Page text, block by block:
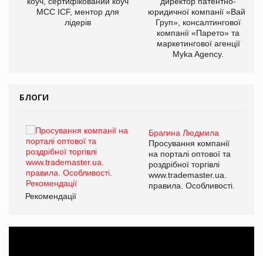
МСС ICF, ментор для
лідерів
юридичної компанії «Вайз
Груп», консалтингової
компанії «Парето» та
маркетингової агенції
Myka Agency.
БЛОГИ
Брагина Людмила
Просування компанії
на порталі оптової та
роздрібної торгівлі
www.trademaster.ua.
правила. Особливості.
Рекомендації